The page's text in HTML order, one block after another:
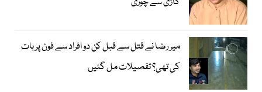
میر رضا نے قتل سے قبل کن دو افراد سے فون پر بات
کی تھی؟ تفصیلات مل گئیں